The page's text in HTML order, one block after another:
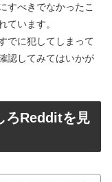
すべきでなかったこ
ています。
でに犯してしまって
認してみてはいかが
ろRedditを見